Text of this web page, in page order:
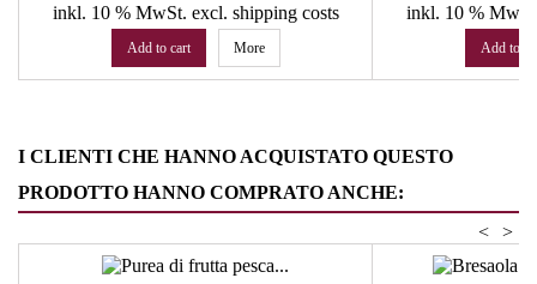
inkl. 10 % MwSt. excl. shipping costs
Add to cart More
inkl. 10 %
Add to
I CLIENTI CHE HANNO ACQUISTATO QUESTO
PRODOTTO HANNO COMPRATO ANCHE:
>
<